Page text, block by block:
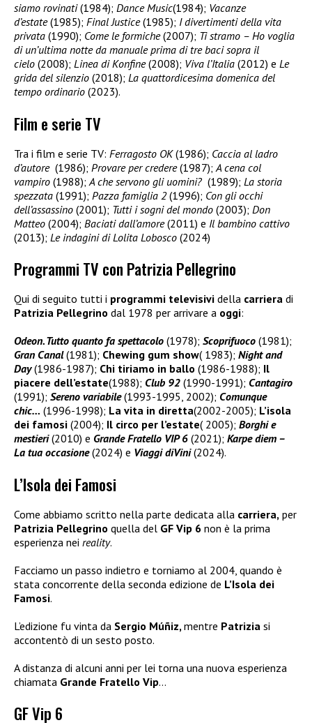
siamo rovinati(1984); Dance Music(1984); Vacanze
d’estate(1985); Final Justice(1985); I divertimenti della vita
privata (1990); Come le formiche(2007); Ti stramo – Ho voglia
di un’ultima notte da manuale prima di tre baci sopra il
cielo (2008); Linea di Konfine(2008); Viva l’Italia (2012) e Le
grida del silenzio (2018); La quattordicesima domenica del
tempo ordinario (2023).
Film e serie TV
Tra i film e serie TV: Ferragosto OK(1986); Caccia al ladro
d’autore(1986); Provare per credere(1987); A cena col
vampiro (1988); A che servono gli uomini? (1989); La storia
spezzata (1991); Pazza famiglia 2(1996); Con gli occhi
dell’assassino (2001); Tutti i sogni del mondo (2003); Don
Matteo (2004); Baciati dall’amore(2011) e Il bambino cattivo
(2013); Le indagini di Lolita Lobosco (2024)
Programmi TV con Patrizia Pellegrino
Qui di seguito tutti i programmi televisivi della carriera di
Patrizia Pellegrino dal 1978 per arrivare a oggi:
Odeon. Tutto quanto fa spettacolo (1978); Scoprifuoco (1981);
Gran Canal(1981); Chewing gum show( 1983); Night and
Day(1986-1987); Chi tiriamo in ballo (1986-1988); Il
piacere dell’estate(1988); Club 92 (1990-1991); Cantagiro
(1991); Sereno variabile(1993-1995, 2002); Comunque
chic… (1996-1998); La vita in diretta(2002-2005); L’isola
dei famosi (2004); Il circo per l’estate( 2005); Borghi e
mestieri(2010) e Grande Fratello VIP 6 (2021); Karpe diem –
La tua occasione (2024) e Viaggi diVini(2024).
L’Isola dei Famosi
Come abbiamo scritto nella parte dedicata alla carriera, per
Patrizia Pellegrino quella del GF Vip 6 non è la prima
esperienza nei reality.
Facciamo un passo indietro e torniamo al 2004, quando è
stata concorrente della seconda edizione de L’Isola dei
Famosi.
L’edizione fu vinta da Sergio Múñiz, mentre Patrizia si
accontentò di un sesto posto.
A distanza di alcuni anni per lei torna una nuova esperienza
chiamata Grande Fratello Vip…
GF Vip 6